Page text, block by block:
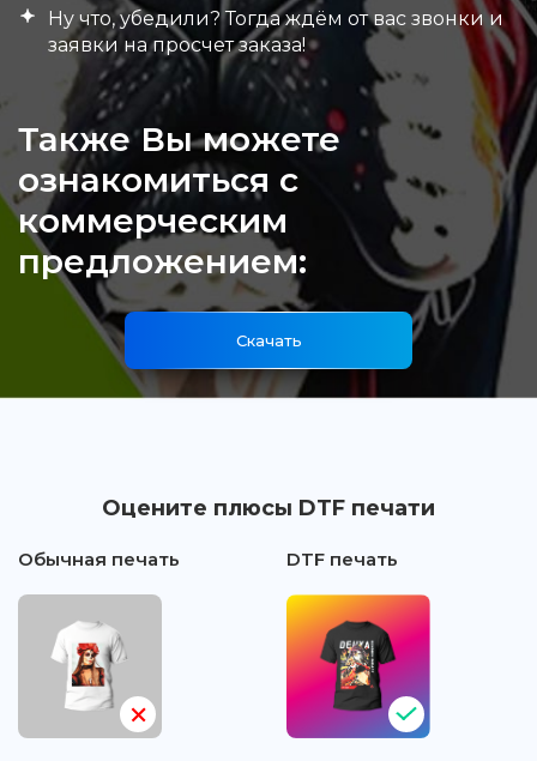
Ну что, убедили? Тогда ждём от вас звонки и
заявки на просчет заказа!
Также Вы можете
ознакомиться с
коммерческим
предложением:
Скачать
Оцените плюсы DTF печати
Обычная печать DTF печать